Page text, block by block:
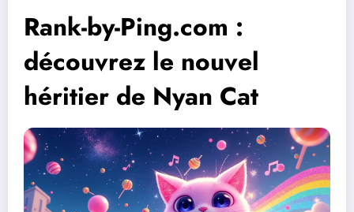
Rank-by-Ping.com :
découvrez le nouvel
héritier de Nyan Cat